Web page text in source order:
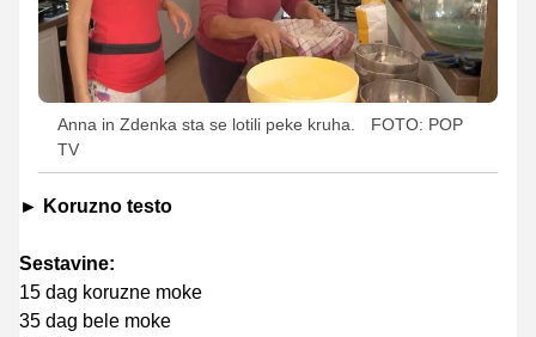
Anna in Zdenka sta se lotili peke kruha.
FOTO: POP
TV
► Koruzno testo
Sestavine:
15 dag koruzne moke
35 dag bele moke